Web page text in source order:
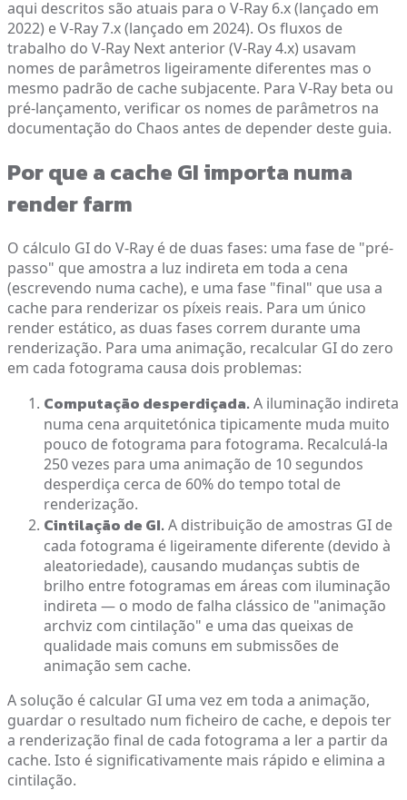
aqui descritos são atuais para o V-Ray 6.x (lançado em
2022) e V-Ray 7.x (lançado em 2024). Os fluxos de
trabalho do V-Ray Next anterior (V-Ray 4.x) usavam
nomes de parâmetros ligeiramente diferentes mas o
mesmo padrão de cache subjacente. Para V-Ray beta ou
pré-lançamento, verificar os nomes de parâmetros na
documentação do Chaos antes de depender deste guia.
Por que a cache GI importa numa
render farm
O cálculo GI do V-Ray é de duas fases: uma fase de "pré-
passo" que amostra a luz indireta em toda a cena
(escrevendo numa cache), e uma fase "final" que usa a
cache para renderizar os píxeis reais. Para um único
render estático, as duas fases correm durante uma
renderização. Para uma animação, recalcular GI do zero
em cada fotograma causa dois problemas:
Computação desperdiçada. A iluminação indireta
numa cena arquitetónica tipicamente muda muito
pouco de fotograma para fotograma. Recalculá-la
250 vezes para uma animação de 10 segundos
desperdiça cerca de 60% do tempo total de
renderização.
Cintilação de GI. A distribuição de amostras GI de
cada fotograma é ligeiramente diferente (devido à
aleatoriedade), causando mudanças subtis de
brilho entre fotogramas em áreas com iluminação
indireta — o modo de falha clássico de "animação
archviz com cintilação" e uma das queixas de
qualidade mais comuns em submissões de
animação sem cache.
A solução é calcular GI uma vez em toda a animação,
guardar o resultado num ficheiro de cache, e depois ter
a renderização final de cada fotograma a ler a partir da
cache. Isto é significativamente mais rápido e elimina a
cintilação.